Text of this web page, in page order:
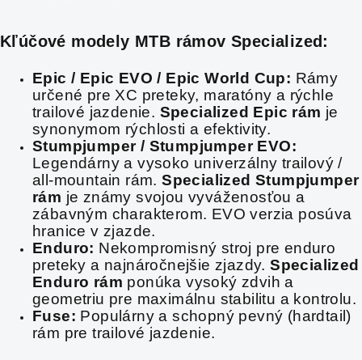
Kľúčové modely MTB rámov Specialized:
Epic / Epic EVO / Epic World Cup: Rámy
určené pre XC preteky, maratóny a rýchle
trailové jazdenie. Specialized Epic rám je
synonymom rýchlosti a efektivity.
Stumpjumper / Stumpjumper EVO:
Legendárny a vysoko univerzálny trailový /
all-mountain rám.Specialized Stumpjumper
rám je známy svojou vyváženosťou a
zábavným charakterom. EVO verzia posúva
hranice v zjazde.
Enduro: Nekompromisný stroj pre enduro
preteky a najnáročnejšie zjazdy.Specialized
Enduro rám ponúka vysoký zdvih a
geometriu pre maximálnu stabilitu a kontrolu.
Fuse: Populárny a schopný pevný (hardtail)
rám pre trailové jazdenie.